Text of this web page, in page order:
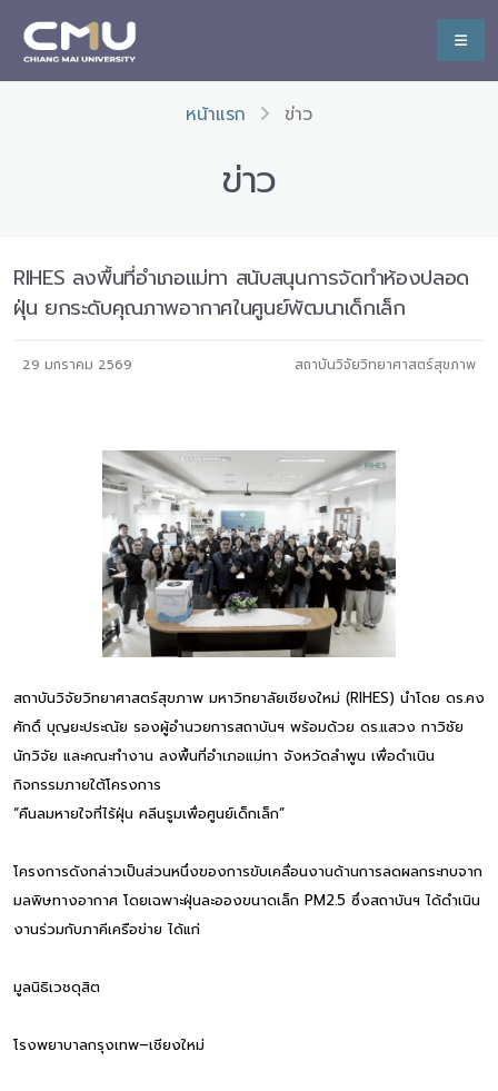
หน้าแรก ข่าว
ข่าว
RIHES ลงพื้นที่อำเภอแม่ทา สนับสนุนการจัดทำห้องปลอด
ฝุ่น ยกระดับคุณภาพอากาศในศูนย์พัฒนาเด็กเล็ก
29 มกราคม 2569 สถาบันวิจัยวิทยาศาสตร์สุขภาพ
สถาบันวิจัยวิทยาศาสตร์สุขภาพ มหาวิทยาลัยเชียงใหม่ (RIHES) นำโดย ดร.คง
ศักดิ์ บุญยะประณัย รองผู้อำนวยการสถาบันฯ พร้อมด้วย ดร.แสวง กาวิชัย
นักวิจัย และคณะทำงาน ลงพื้นที่อำเภอแม่ทา จังหวัดลำพูน เพื่อดำเนิน
กิจกรรมภายใต้โครงการ
“คืนลมหายใจที่ไร้ฝุ่น คลีนรูมเพื่อศูนย์เด็กเล็ก”
โครงการดังกล่าวเป็นส่วนหนึ่งของการขับเคลื่อนงานด้านการลดผลกระทบจาก
มลพิษทางอากาศ โดยเฉพาะฝุ่นละอองขนาดเล็ก PM2.5 ซึ่งสถาบันฯ ได้ดำเนิน
งานร่วมกับภาคีเครือข่าย ได้แก่
มูลนิธิเวชดุสิต
โรงพยาบาลกรุงเทพ–เชียงใหม่